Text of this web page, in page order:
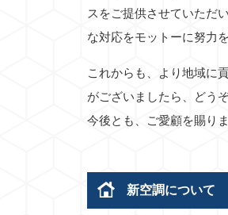
スをご提供させていただ
な対応をモットーに努力
これからも、より地域に
がございましたら、どう
今後とも、ご愛顧を賜り
新空調について